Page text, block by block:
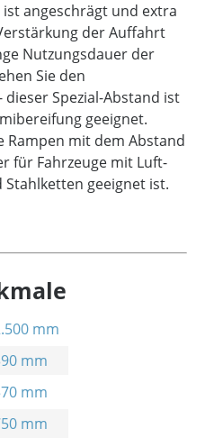
angeschrägt und extra
der Auffahrt
Nutzungsdauer der
Sie den
Spezial-Abstand ist
geeignet.
mit dem Abstand
für Fahrzeuge mit Luft-
geeignet ist.
mm
mm
mm
mm